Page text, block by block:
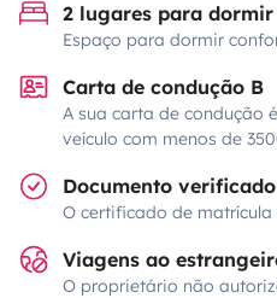
2 lugares para dormir
Espaço para dormir
Carta de condução B
A sua carta de condução
veículo com menos de
Documento verificado
O certificado de
Viagens ao
O proprietário não